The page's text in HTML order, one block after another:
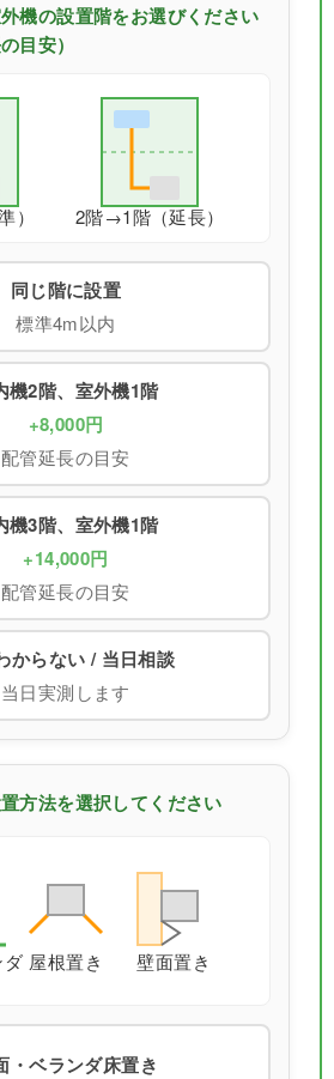
機の設置階をお選びください
目安）
） 2階→1階（延長）
同じ階に設置
標準4m以内
機2階、室外機1階
+8,000円
配管延長の目安
機3階、室外機1階
+14,000円
配管延長の目安
からない / 当日相談
当日実測します
方法を選択してください
屋根置き 壁面置き
・ベランダ床置き